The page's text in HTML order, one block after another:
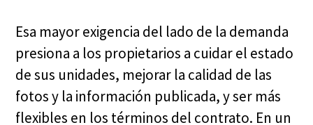
Esa mayor exigencia del lado de la demanda
presiona a los propietarios a cuidar el estado
de sus unidades, mejorar la calidad de las
fotos y la información publicada, y ser más
flexibles en los términos del contrato. En un